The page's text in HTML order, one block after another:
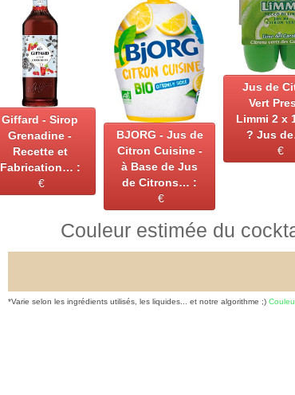
Giffard - Sirop
Grenadine -
Recette et
Fabrication… :
€
BJORG - Jus de
Citron Cuisine -
à Base de Jus
de Citrons… :
€
Jus de
Vert
Limmi 2 x
? Jus
€
Couleur estimée du
*Varie selon les ingrédients utilisés, les liquides... et notre algorithme ;)